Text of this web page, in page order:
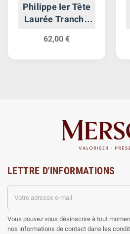
Philippe Ier Tête
Laurée Tranche
62,00 €
LETTRE D'INFORMATIONS
Vous pouvez vous désinscrire à tout
nos informations de contact dans les